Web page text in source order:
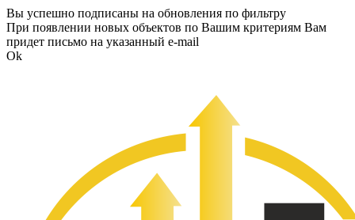
Вы успешно подписаны на обновления по фильтру
При появлении новых объектов по Вашим критериям Вам
придет письмо на указанный e-mail
Ok